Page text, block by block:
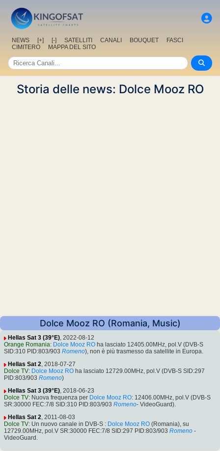
NEWS [+] [-] SATELLITI CANALI BOUQUET
FASCI
CIMITERO
MAPPA DEL SITO
Storia delle news: Dolce Mooz RO
Dolce Mooz RO (Romania, Music)
Hellas Sat 3 (39°E), 2022-08-12
Orange Romania: Dolce Mooz RO ha lasciato 12405.00MHz, pol.V (DVB-S
SID:310 PID:803/903 Romeno), non è più trasmesso da satellite in Europa.
Hellas Sat 2, 2018-07-27
Dolce TV: Dolce Mooz RO ha lasciato 12729.00MHz, pol.V (DVB-S SID:297
PID:803/903 Romeno)
Hellas Sat 3 (39°E), 2018-06-23
Dolce TV: Nuova frequenza per Dolce Mooz RO: 12406.00MHz, pol.V (DVB-S
SR:30000 FEC:7/8 SID:310 PID:803/903 Romeno- VideoGuard).
Hellas Sat 2, 2011-08-03
Dolce TV: Un nuovo canale in DVB-S : Dolce Mooz RO (Romania), su
12729.00MHz, pol.V SR:30000 FEC:7/8 SID:297 PID:803/903 Romeno -
VideoGuard.